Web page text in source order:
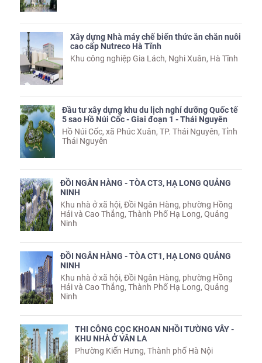
Xây dựng Nhà máy chế biến thức ăn chăn nuôi
cao cấp Nutreco Hà Tĩnh
Khu công nghiệp Gia Lách, Nghi Xuân, Hà Tĩnh
Đầu tư xây dựng khu du lịch nghỉ dưỡng Quốc tế
5 sao Hồ Núi Cốc - Giai đoạn 1 - Thái Nguyên
Hồ Núi Cốc, xã Phúc Xuân, TP. Thái Nguyên, Tỉnh
Thái Nguyên
ĐỒI NGÂN HÀNG - TÒA CT3, HẠ LONG QUẢNG
NINH
Khu nhà ở xã hội, Đồi Ngân Hàng, phường Hồng
Hải và Cao Thắng, Thành Phố Hạ Long, Quảng
Ninh
ĐỒI NGÂN HÀNG - TÒA CT1, HẠ LONG QUẢNG
NINH
Khu nhà ở xã hội, Đồi Ngân Hàng, phường Hồng
Hải và Cao Thắng, Thành Phố Hạ Long, Quảng
Ninh
THI CÔNG CỌC KHOAN NHỒI TƯỜNG VÂY -
KHU NHÀ Ở VĂN LA
Phường Kiến Hưng, Thành phố Hà Nội